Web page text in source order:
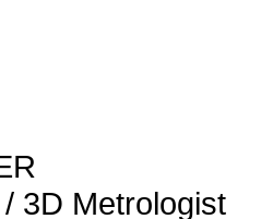
3D Metrologist